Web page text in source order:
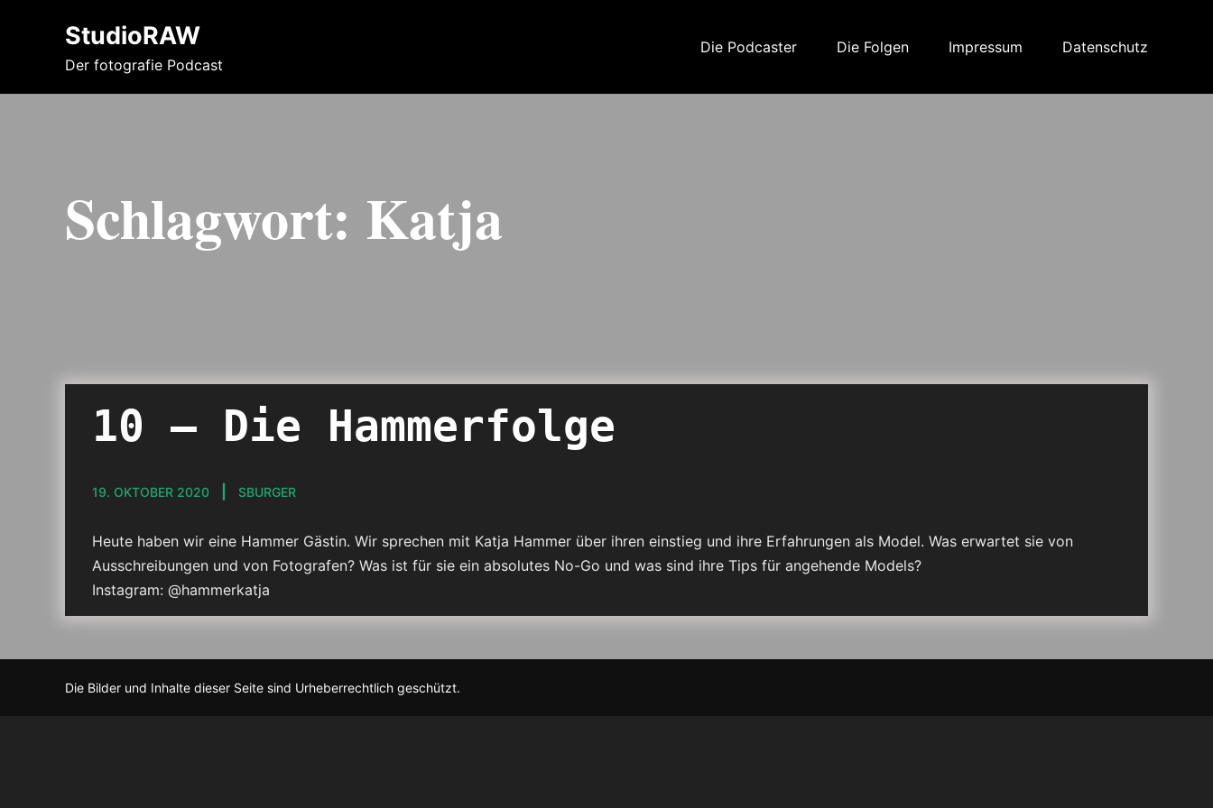
StudioRAW
Der fotografie Podcast
Die Podcaster Die Folgen Impressum Datenschutz
Schlagwort: Katja
10 – Die Hammerfolge
19. OKTOBER 2020 SBURGER
Heute haben wir eine Hammer Gästin. Wir sprechen mit Katja Hammer über ihren einstieg und ihre Erfahrungen als Model. Was erwartet sie von
Ausschreibungen und von Fotografen? Was ist für sie ein absolutes No-Go und was sind ihre Tips für angehende Models?
Instagram: @hammerkatja
Die Bilder und Inhalte dieser Seite sind Urheberrechtlich geschützt.